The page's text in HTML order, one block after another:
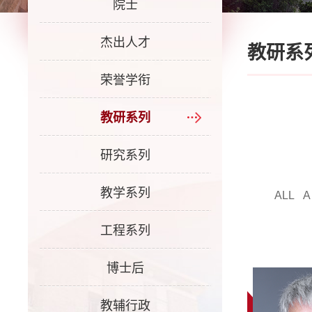
院士
杰出人才
荣誉学衔
教研系列
研究系列
教学系列
工程系列
博士后
教辅行政
教研系
ALL A